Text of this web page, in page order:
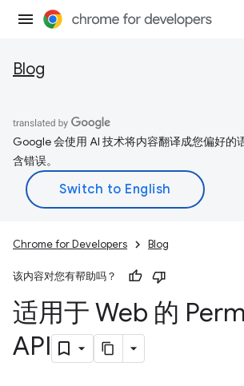
Blog
Google 会使用 AI 技术将内容翻译成您偏好的
含错误。
Chrome for Developers Blog
该内容对您有帮助吗？
适用于 Web 的
API